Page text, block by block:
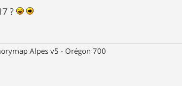
?
Alpes v5 - Orégon 700